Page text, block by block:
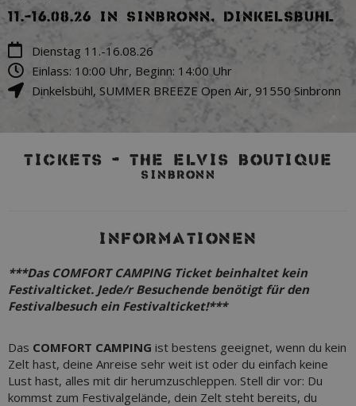
11.-16.08.26 in Sinbronn, Dinkelsbühl
Dienstag 11.-16.08.26
Einlass: 10:00 Uhr, Beginn: 14:00 Uhr
Dinkelsbühl, SUMMER BREEZE Open Air, 91550 Sinbronn
TICKETS – THE ELVIS BOUTIQUE
SINBRONN
INFORMATIONEN
***Das COMFORT CAMPING Ticket beinhaltet kein
Festivalticket. Jede/r Besuchende benötigt für den
Festivalbesuch ein Festivalticket!***
Das COMFORT CAMPING ist bestens geeignet, wenn du kein
Zelt hast, deine Anreise sehr weit ist oder du einfach keine
Lust hast, alles mit dir herumzuschleppen. Stell dir vor: Du
kommst zum Festivalgelände, dein Zelt steht bereits, du